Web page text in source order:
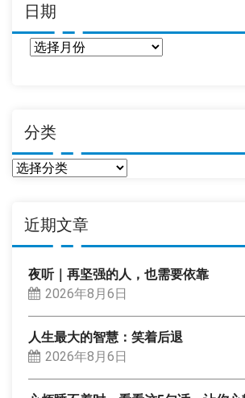
日期
分类
分
近期文章
夜听｜再坚强的人，也需要依靠
2026年8月6日
人生最大的智慧：笑着后退
2026年8月6日